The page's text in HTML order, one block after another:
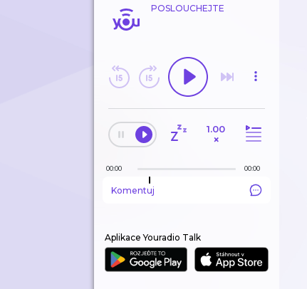
POSLOUCHEJTE
1.00
×
00:00 00:00
Komentuj
Aplikace Youradio Talk